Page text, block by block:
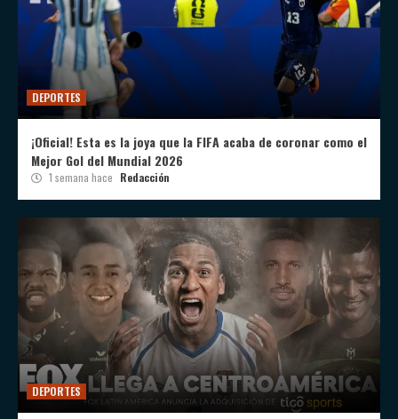
DEPORTES
¡Oficial! Esta es la joya que la FIFA acaba de coronar como el
Mejor Gol del Mundial 2026
1 semana hace Redacción
DEPORTES